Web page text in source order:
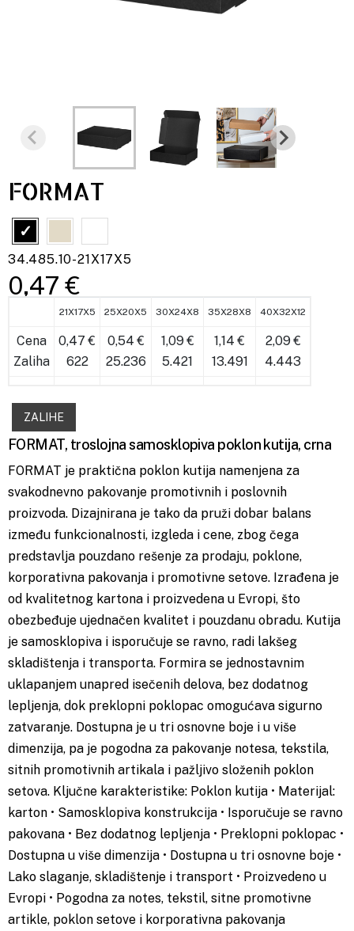
FORMAT
34.485.10-21X17X5
0,47 €
21X17X5 25X20X5 30X24X8 35X28X8 40X32X12
Cena
Zaliha
0,47 €
622
0,54 €
25.236
1,09 €
5.421
1,14 €
13.491
2,09 €
4.443
ZALIHE
FORMAT, troslojna samosklopiva poklon kutija, crna
FORMAT je praktična poklon kutija namenjena za
svakodnevno pakovanje promotivnih i poslovnih
proizvoda. Dizajnirana je tako da pruži dobar balans
između funkcionalnosti, izgleda i cene, zbog čega
predstavlja pouzdano rešenje za prodaju, poklone,
korporativna pakovanja i promotivne setove. Izrađena je
od kvalitetnog kartona i proizvedena u Evropi, što
obezbeđuje ujednačen kvalitet i pouzdanu obradu. Kutija
je samosklopiva i isporučuje se ravno, radi lakšeg
skladištenja i transporta. Formira se jednostavnim
uklapanjem unapred isečenih delova, bez dodatnog
lepljenja, dok preklopni poklopac omogućava sigurno
zatvaranje. Dostupna je u tri osnovne boje i u više
dimenzija, pa je pogodna za pakovanje notesa, tekstila,
sitnih promotivnih artikala i pažljivo složenih poklon
setova. Ključne karakteristike: Poklon kutija • Materijal:
karton • Samosklopiva konstrukcija • Isporučuje se ravno
pakovana • Bez dodatnog lepljenja • Preklopni poklopac •
Dostupna u više dimenzija • Dostupna u tri osnovne boje •
Lako slaganje, skladištenje i transport • Proizvedeno u
Evropi • Pogodna za notes, tekstil, sitne promotivne
artikle, poklon setove i korporativna pakovanja